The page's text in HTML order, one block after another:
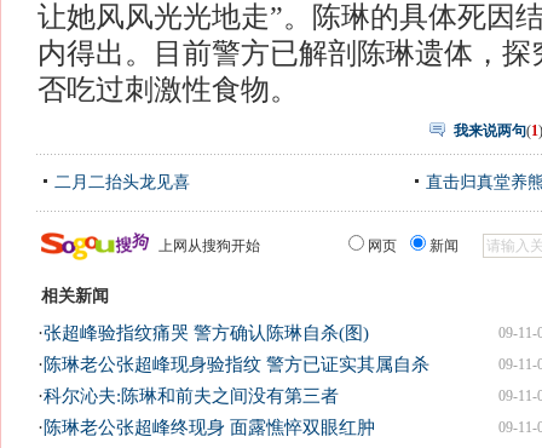
让她风风光光地走”。陈琳的具体死因
内得出。目前警方已解剖陈琳遗体，
否吃过刺激性食物。
我来说两句(1)
二月二抬头龙见喜 直击归真堂养
上网从搜狗开始 网页 新闻
相关新闻
09-11-
·张超峰验指纹痛哭 警方确认陈琳自杀(图)
09-11-
·陈琳老公张超峰现身验指纹 警方已证实其属自杀
09-11-
·科尔沁夫:陈琳和前夫之间没有第三者
09-11-
·陈琳老公张超峰终现身 面露憔悴双眼红肿